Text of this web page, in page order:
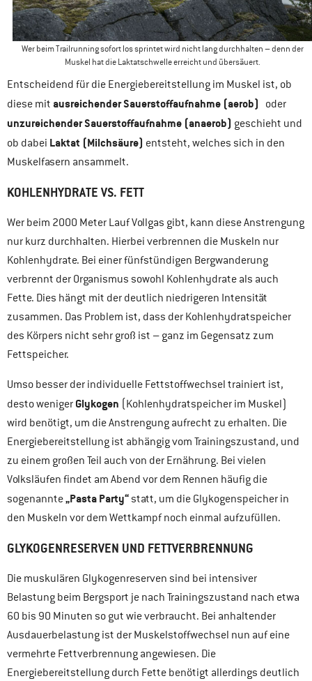
Wer beim Trailrunning sofort los sprintet wird nicht lang durchhalten – denn der
Muskel hat die Laktatschwelle erreicht und übersäuert.
Entscheidend für die Energiebereitstellung im Muskel ist, ob
diese mit ausreichender Sauerstoffaufnahme (aerob) oder
unzureichender Sauerstoffaufnahme (anaerob) geschieht und
ob dabei Laktat (Milchsäure) entsteht, welches sich in den
Muskelfasern ansammelt.
KOHLENHYDRATE VS. FETT
Wer beim 2000 Meter Lauf Vollgas gibt, kann diese Anstrengung
nur kurz durchhalten. Hierbei verbrennen die Muskeln nur
Kohlenhydrate. Bei einer fünfstündigen Bergwanderung
verbrennt der Organismus sowohl Kohlenhydrate als auch
Fette. Dies hängt mit der deutlich niedrigeren Intensität
zusammen. Das Problem ist, dass der Kohlenhydratspeicher
des Körpers nicht sehr groß ist – ganz im Gegensatz zum
Fettspeicher.
Umso besser der individuelle Fettstoffwechsel trainiert ist,
desto weniger Glykogen (Kohlenhydratspeicher im Muskel)
wird benötigt, um die Anstrengung aufrecht zu erhalten. Die
Energiebereitstellung ist abhängig vom Trainingszustand, und
zu einem großen Teil auch von der Ernährung. Bei vielen
Volksläufen findet am Abend vor dem Rennen häufig die
sogenannte„Pasta Party“statt, um die Glykogenspeicher in
den Muskeln vor dem Wettkampf noch einmal aufzufüllen.
GLYKOGENRESERVEN UND FETTVERBRENNUNG
Die muskulären Glykogenreserven sind bei intensiver
Belastung beim Bergsport je nach Trainingszustand nach etwa
60 bis 90 Minuten so gut wie verbraucht. Bei anhaltender
Ausdauerbelastung ist der Muskelstoffwechsel nun auf eine
vermehrte Fettverbrennung angewiesen. Die
Energiebereitstellung durch Fette benötigt allerdings deutlich